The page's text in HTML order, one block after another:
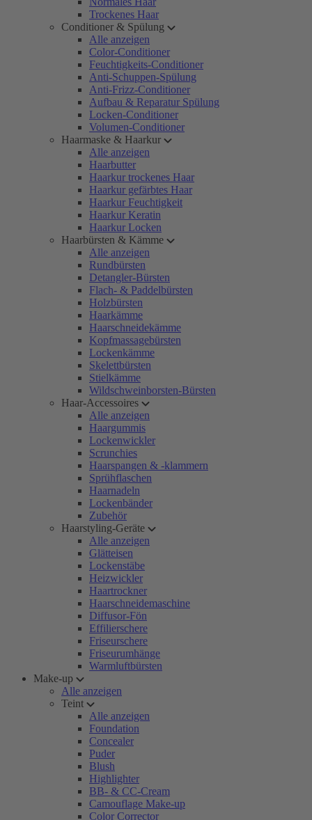
Trockenes Haar
Conditioner & Spülung
Alle anzeigen
Color-Conditioner
Feuchtigkeits-Conditioner
Anti-Schuppen-Spülung
Anti-Frizz-Conditioner
Aufbau & Reparatur Spülung
Locken-Conditioner
Volumen-Conditioner
Haarmaske & Haarkur
Alle anzeigen
Haarbutter
Haarkur trockenes Haar
Haarkur gefärbtes Haar
Haarkur Feuchtigkeit
Haarkur Keratin
Haarkur Locken
Haarbürsten & Kämme
Alle anzeigen
Rundbürsten
Detangler-Bürsten
Flach- & Paddelbürsten
Holzbürsten
Haarkämme
Haarschneidekämme
Kopfmassagebürsten
Lockenkämme
Skelettbürsten
Stielkämme
Wildschweinborsten-Bürsten
Haar-Accessoires
Alle anzeigen
Haargummis
Lockenwickler
Scrunchies
Haarspangen & -klammern
Sprühflaschen
Haarnadeln
Lockenbänder
Zubehör
Haarstyling-Geräte
Alle anzeigen
Glätteisen
Lockenstäbe
Heizwickler
Haartrockner
Haarschneidemaschine
Diffusor-Fön
Effilierschere
Friseurschere
Friseurumhänge
Warmluftbürsten
Make-up
Alle anzeigen
Teint
Alle anzeigen
Foundation
Concealer
Puder
Blush
Highlighter
BB- & CC-Cream
Camouflage Make-up
Color Corrector